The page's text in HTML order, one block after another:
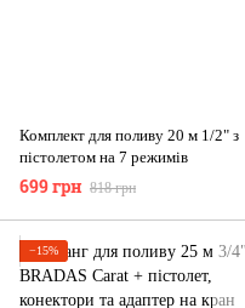
Комплект для поливу 20 м 1/2" з
пістолетом на 7 режимів
699 грн 818 грн
−15%